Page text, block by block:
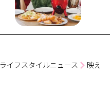
ライフスタイルニュース 映え